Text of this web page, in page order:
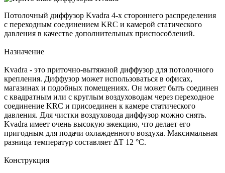
Потолочный диффузор Kvadra 4-х стороннего распределения
c переходным соединением KRC и камерой статического
давления в качестве дополнительных приспособлений.
Назначение
Kvadra - это приточно-вытяжной диффузор для потолочного
крепления. Диффузор может использоваться в офисах,
магазинах и подобных помещениях. Он может быть соединен
с квадратным или с круглым воздуховодам через переходное
соединение KRC и присоединен к камере статического
давления. Для чистки воздуховода диффузор можно снять.
Kvadra имеет очень высокую эжекцию, что делает его
пригодным для подачи охлажденного воздуха. Максимальная
разница температур составляет ΔТ 12 °C.
Конструкция